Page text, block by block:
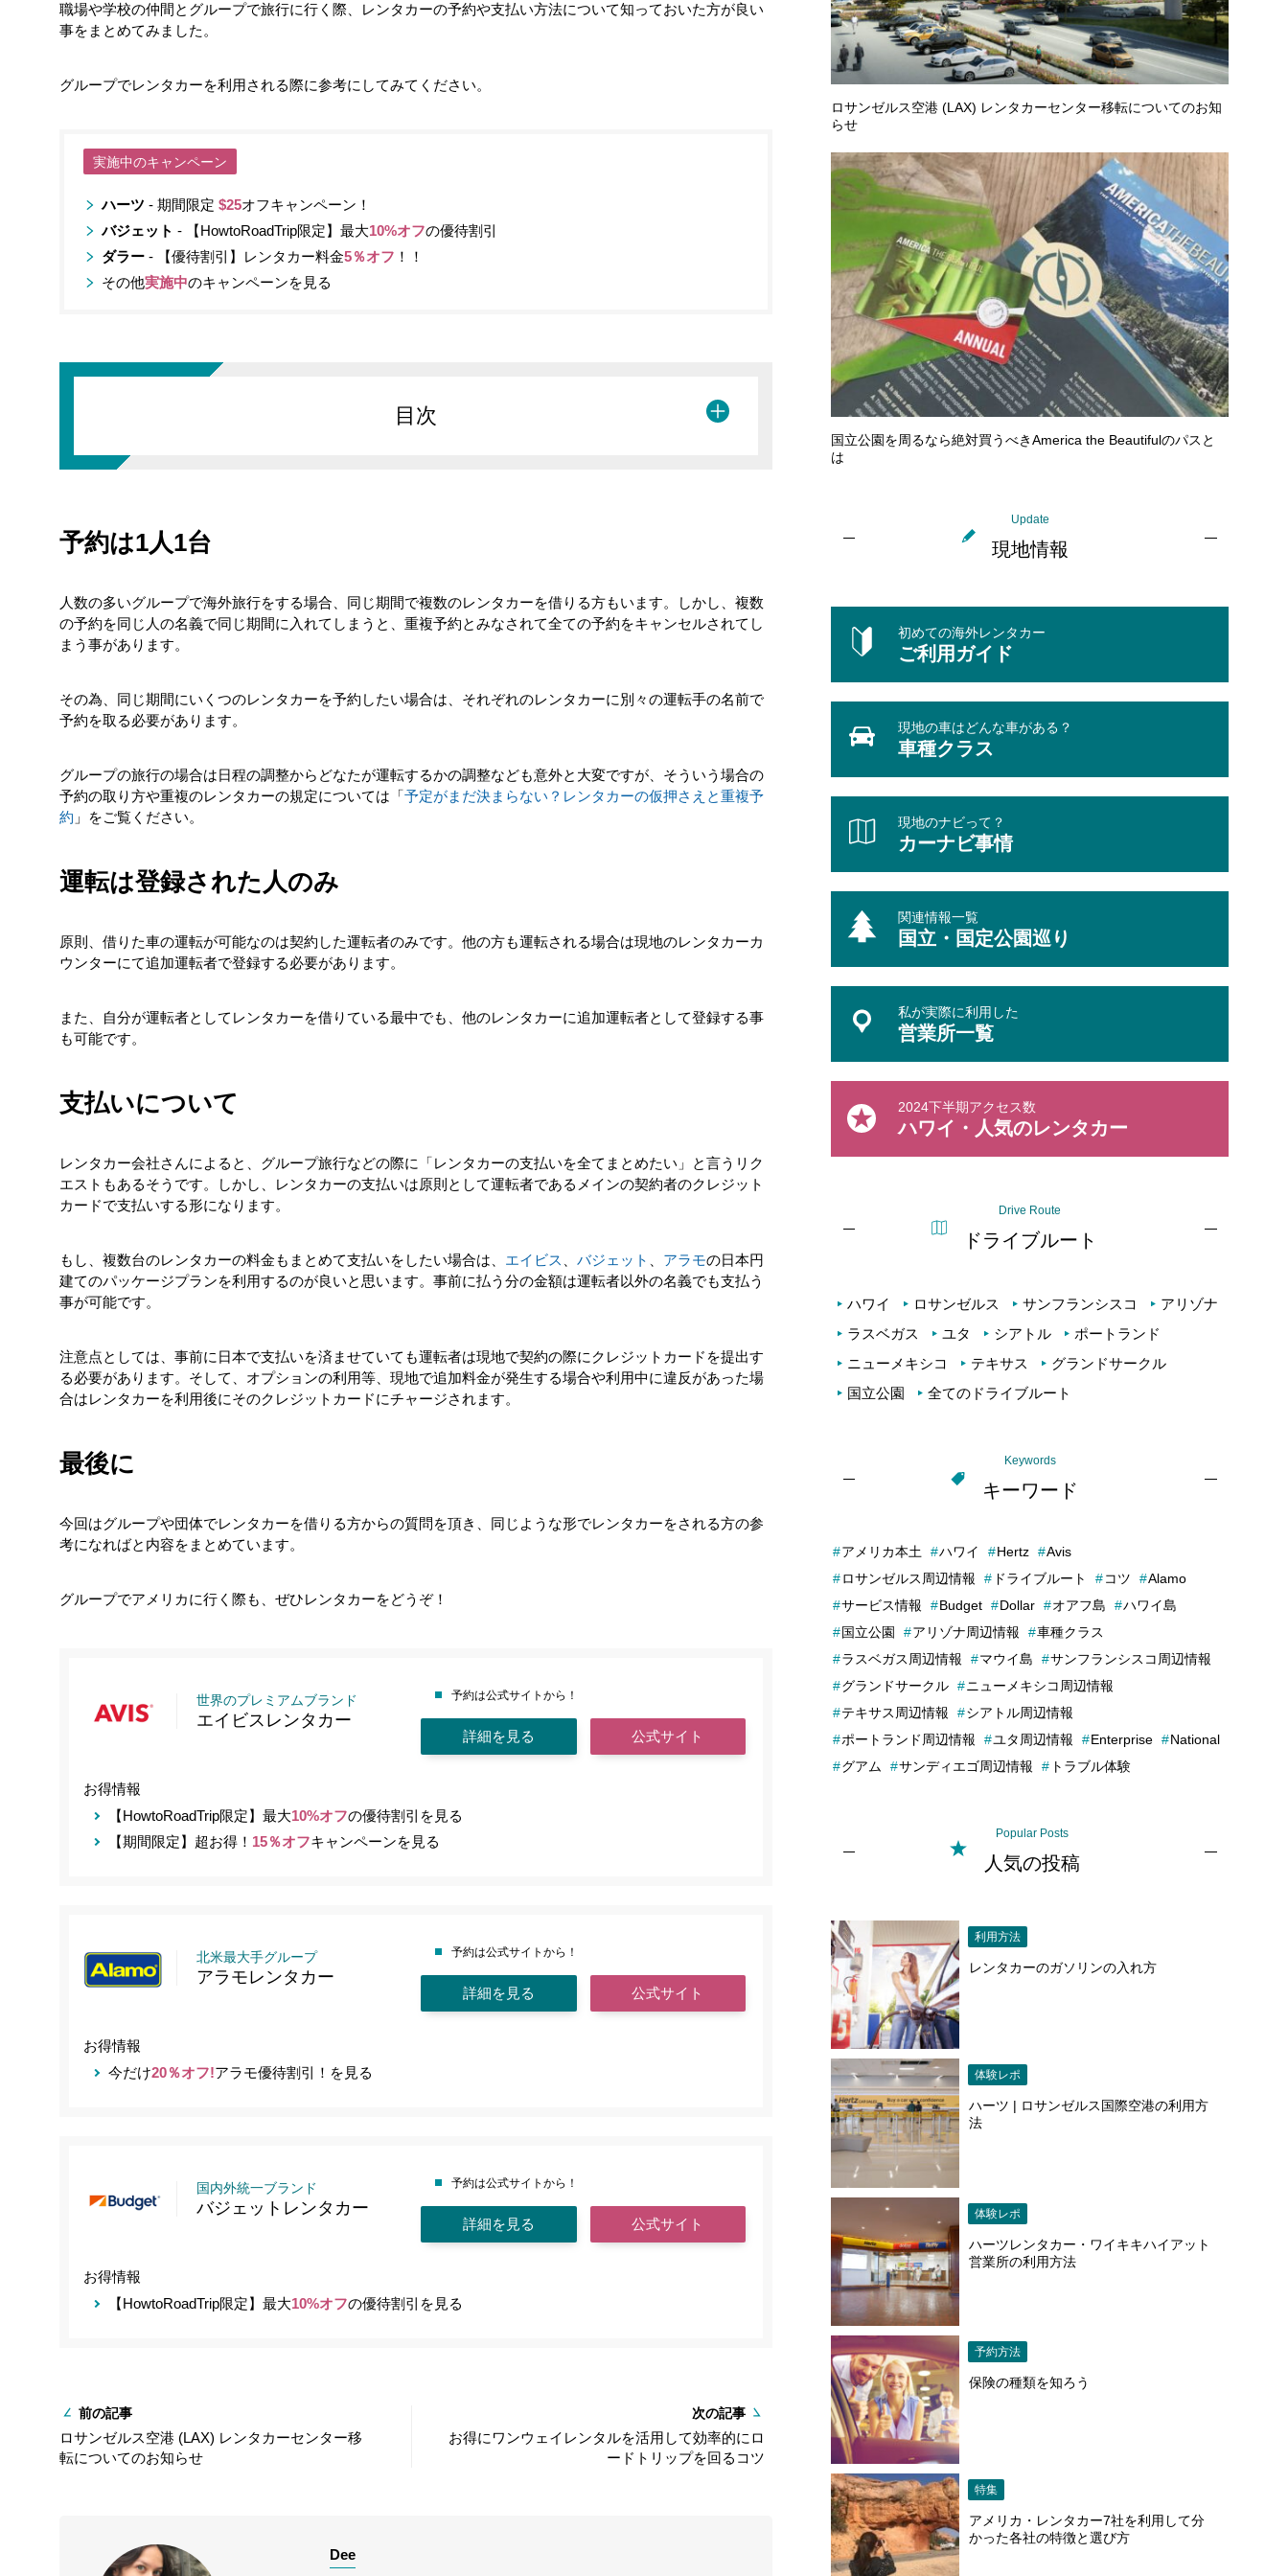
職場や学校の仲間とグループで旅行に行く際、レンタカーの予約や支払い方法について知っておいた方が良い
事をまとめてみました。
グループでレンタカーを利用される際に参考にしてみてください。
実施中のキャンペーン
ハーツ - 期間限定 $25オフキャンペーン！
バジェット - 【HowtoRoadTrip限定】最大10%オフの優待割引
ダラー - 【優待割引】レンタカー料金5％オフ ！！
その他実施中のキャンペーンを見る
目次
予約は1人1台
人数の多いグループで海外旅行をする場合、同じ期間で複数のレンタカーを借りる方もいます。しかし、複数
の予約を同じ人の名義で同じ期間に入れてしまうと、重複予約とみなされて全ての予約をキャンセルされてし
まう事があります。
その為、同じ期間にいくつのレンタカーを予約したい場合は、それぞれのレンタカーに別々の運転手の名前で
予約を取る必要があります。
グループの旅行の場合は日程の調整からどなたが運転するかの調整なども意外と大変ですが、そういう場合の
予約の取り方や重複のレンタカーの規定については「予定がまだ決まらない？レンタカーの仮押さえと重複予
約 」をご覧ください。
運転は登録された人のみ
原則、借りた車の運転が可能なのは契約した運転者のみです。他の方も運転される場合は現地のレンタカーカ
ウンターにて追加運転者で登録する必要があります。
また、自分が運転者としてレンタカーを借りている最中でも、他のレンタカーに追加運転者として登録する事
も可能です。
支払いについて
レンタカー会社さんによると、グループ旅行などの際に「レンタカーの支払いを全てまとめたい」と言うリク
エストもあるそうです。しかし、レンタカーの支払いは原則として運転者であるメインの契約者のクレジット
カードで支払いする形になります。
もし、複数台のレンタカーの料金もまとめて支払いをしたい場合は、 エイビス バジェット アラモの日本円
建てのパッケージプランを利用するのが良いと思います。事前に払う分の金額は運転者以外の名義でも支払う
事が可能です。
注意点としては、事前に日本で支払いを済ませていても運転者は現地で契約の際にクレジットカードを提出す
る必要があります。そして、オプションの利用等、現地で追加料金が発生する場合や利用中に違反があった場
合はレンタカーを利用後にそのクレジットカードにチャージされます。
最後に
今回はグループや団体でレンタカーを借りる方からの質問を頂き、同じような形でレンタカーをされる方の参
考になればと内容をまとめています。
グループでアメリカに行く際も、ぜひレンタカーをどうぞ！
世界のプレミアムブランド
エイビスレンタカー
予約は公式サイトから！
詳細を見る 公式サイト
お得情報
【HowtoRoadTrip限定】最大10%オフの優待割引を見る
【期間限定】超お得！ 15％オフキャンペーンを見る
北米最大手グループ
アラモレンタカー
予約は公式サイトから！
詳細を見る 公式サイト
お得情報
今だけ20％オフ!アラモ優待割引！を見る
国内外統一ブランド
バジェットレンタカー
予約は公式サイトから！
詳細を見る 公式サイト
お得情報
【HowtoRoadTrip限定】最大10%オフの優待割引を見る
前の記事
ロサンゼルス空港 (LAX) レンタカーセンター移
転についてのお知らせ
次の記事
お得にワンウェイレンタルを活用して効率的にロ
ードトリップを回るコツ
Dee
ロサンゼルス空港 (LAX) レンタカーセンター移転についてのお知
らせ
国立公園を周るなら絶対買うべきAmerica the Beautifulのパスと
は
Update
現地情報
初めての海外レンタカー
ご利用ガイド
現地の車はどんな車がある？
車種クラス
現地のナビって？
カーナビ事情
関連情報一覧
国立・国定公園巡り
私が実際に利用した
営業所一覧
2024下半期アクセス数
ハワイ・人気のレンタカー
Drive Route
ドライブルート
ハワイ ロサンゼルス サンフランシスコ
アリゾナ
ラスベガス
ユタ シアトル
ポートランド
ニューメキシコ
テキサス
グランドサークル
国立公園
全てのドライブルート
Keywords
キーワード
アメリカ本土 ハワイ Hertz
Avis
ロサンゼルス周辺情報
ドライブルート コツ
Alamo
サービス情報
Budget Dollar オアフ島
ハワイ島
国立公園
アリゾナ周辺情報
車種クラス
ラスベガス周辺情報
マウイ島
サンフランシスコ周辺情報
グランドサークル
ニューメキシコ周辺情報
テキサス周辺情報
シアトル周辺情報
ポートランド周辺情報
ユタ周辺情報 Enterprise
National
グアム
サンディエゴ周辺情報 トラブル体験
Popular Posts
人気の投稿
利用方法
レンタカーのガソリンの入れ方
体験レポ
ハーツ | ロサンゼルス国際空港の利用方
法
体験レポ
ハーツレンタカー・ワイキキハイアット
営業所の利用方法
予約方法
保険の種類を知ろう
特集
アメリカ・レンタカー7社を利用して分
かった各社の特徴と選び方